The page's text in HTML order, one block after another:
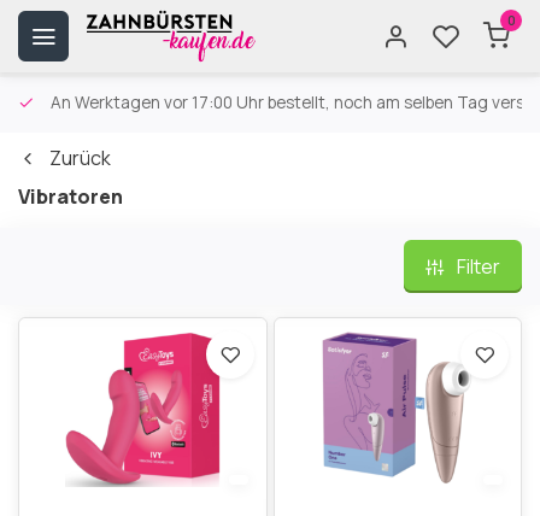
0
An Werktagen vor 17:00 Uhr bestellt, noch am selben Tag
Zurück
Vibratoren
Filter